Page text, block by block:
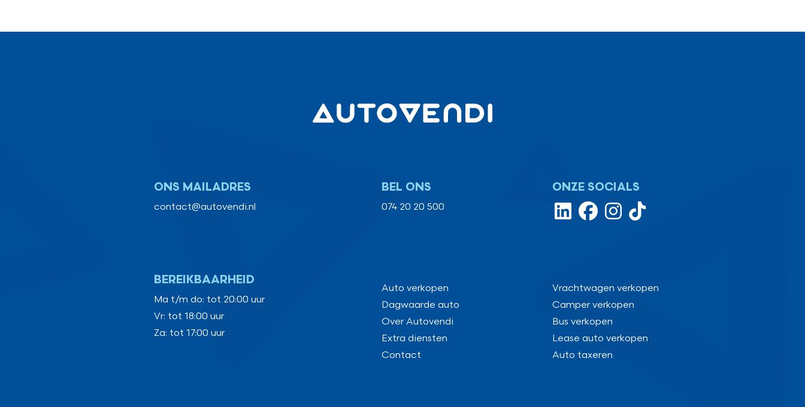
ONS MAILADRES
contact@autovendi.nl
BEL ONS
074 20 20 500
ONZE SOCIALS
BEREIKBAARHEID
Ma t/m do: tot 20:00 uur
Vr: tot 18:00 uur
Za: tot 17:00 uur
Auto verkopen
Dagwaarde auto
Over Autovendi
Extra diensten
Contact
Vrachtwagen verkopen
Camper verkopen
Bus verkopen
Lease auto verkopen
Auto taxeren